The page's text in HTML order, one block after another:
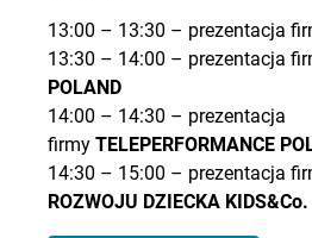
13:00 – 13:30 – prezentacja
13:30 – 14:00 – prezentacja
POLAND
14:00 – 14:30 – prezentacja
firmy TELEPERFORMANCE
14:30 – 15:00 – prezentacja
ROZWOJU DZIECKA KIDS&Co.